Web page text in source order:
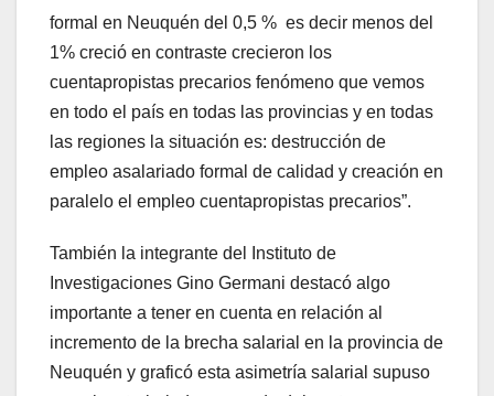
formal en Neuquén del 0,5 % es decir menos del
1% creció en contraste crecieron los
cuentapropistas precarios fenómeno que vemos
en todo el país en todas las provincias y en todas
las regiones la situación es: destrucción de
empleo asalariado formal de calidad y creación en
paralelo el empleo cuentapropistas precarios”.
También la integrante del Instituto de
Investigaciones Gino Germani destacó algo
importante a tener en cuenta en relación al
incremento de la brecha salarial en la provincia de
Neuquén y graficó esta asimetría salarial supuso